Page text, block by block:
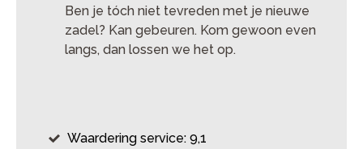
Ben je tóch niet tevreden met je nieuwe
zadel? Kan gebeuren. Kom gewoon even
langs, dan lossen we het op.
Waardering service: 9,1